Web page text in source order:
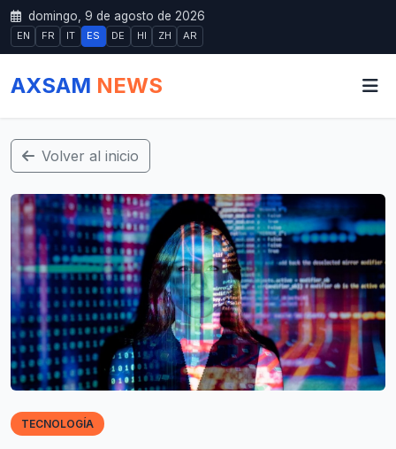
domingo, 9 de agosto de 2026
EN FR IT ES DE HI ZH AR
AXSAM NEWS
Volver al inicio
TECNOLOGÍA